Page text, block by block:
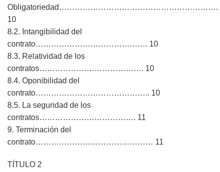
Obligatoriedad…………………………………………………….
10
8.2. Intangibilidad del
contrato……………………………………. 10
8.3. Relatividad de los
contratos…………………………………. 10
8.4. Oponibilidad del
contrato…………………………………….. 10
8.5. La seguridad de los
contratos………………………………. 11
9. Terminación del
contrato……………………………………… 11
TÍTULO 2